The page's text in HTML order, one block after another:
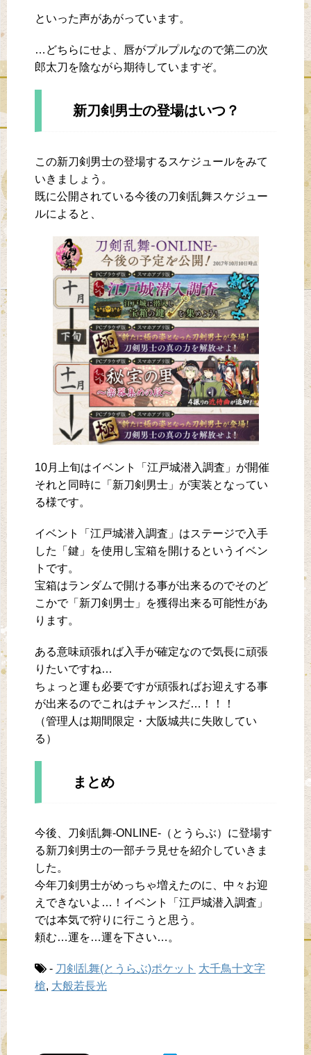
といった声があがっています。
…どちらにせよ、唇がプルプルなので第二の次
郎太刀を陰ながら期待していますぞ。
新刀剣男士の登場はいつ？
この新刀剣男士の登場するスケジュールをみて
いきましょう。
既に公開されている今後の刀剣乱舞スケジュー
ルによると、
10月上旬はイベント「江戸城潜入調査」が開催
それと同時に「新刀剣男士」が実装となってい
る様です。
イベント「江戸城潜入調査」はステージで入手
した「鍵」を使用し宝箱を開けるというイベン
トです。
宝箱はランダムで開ける事が出来るのでそのど
こかで「新刀剣男士」を獲得出来る可能性があ
ります。
ある意味頑張れば入手が確定なので気長に頑張
りたいですね…
ちょっと運も必要ですが頑張ればお迎えする事
が出来るのでこれはチャンスだ…！！！
（管理人は期間限定・大阪城共に失敗してい
る）
まとめ
今後、刀剣乱舞-ONLINE-（とうらぶ）に登場す
る新刀剣男士の一部チラ見せを紹介していきま
した。
今年刀剣男士がめっちゃ増えたのに、中々お迎
えできないよ…！イベント「江戸城潜入調査」
では本気で狩りに行こうと思う。
頼む…運を…運を下さい…。
- 刀剣乱舞(とうらぶ)ポケット 大千鳥十文字
槍, 大般若長光